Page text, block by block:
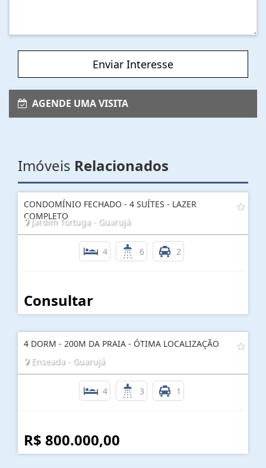
Enviar Interesse
AGENDE UMA VISITA
Imóveis Relacionados
CONDOMÍNIO FECHADO - 4 SUÍTES - LAZER
COMPLETO
Jardim Tortuga - Guarujá
4 6 2
Consultar
4 DORM - 200M DA PRAIA - ÓTIMA LOCALIZAÇÃO
Enseada - Guarujá
4 3 1
R$ 800.000,00